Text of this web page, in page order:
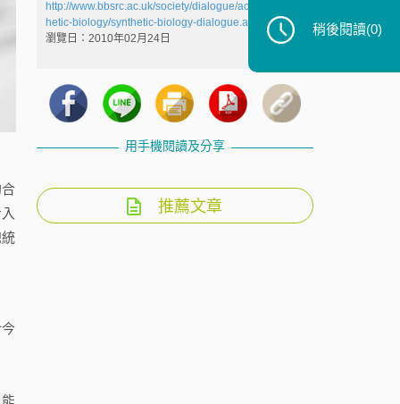
http://www.bbsrc.ac.uk/society/dialogue/activities/synt
hetic-biology/synthetic-biology-dialogue.aspx
，最後
瀏覽日：2010年02月24日
用手機閱讀及分享
推薦文章
稍後閱讀(0)